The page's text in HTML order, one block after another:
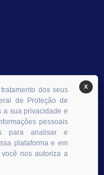
reservados.
X
dos seus
de Proteção de
a sua privacidade e
pessoais
para analisar e
plataforma e em
nos autoriza a